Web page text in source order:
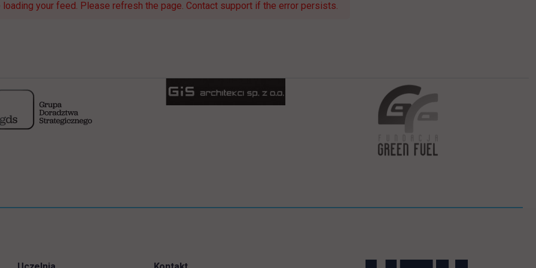
loading your feed. Please refresh the page. Contact support if the error persists.